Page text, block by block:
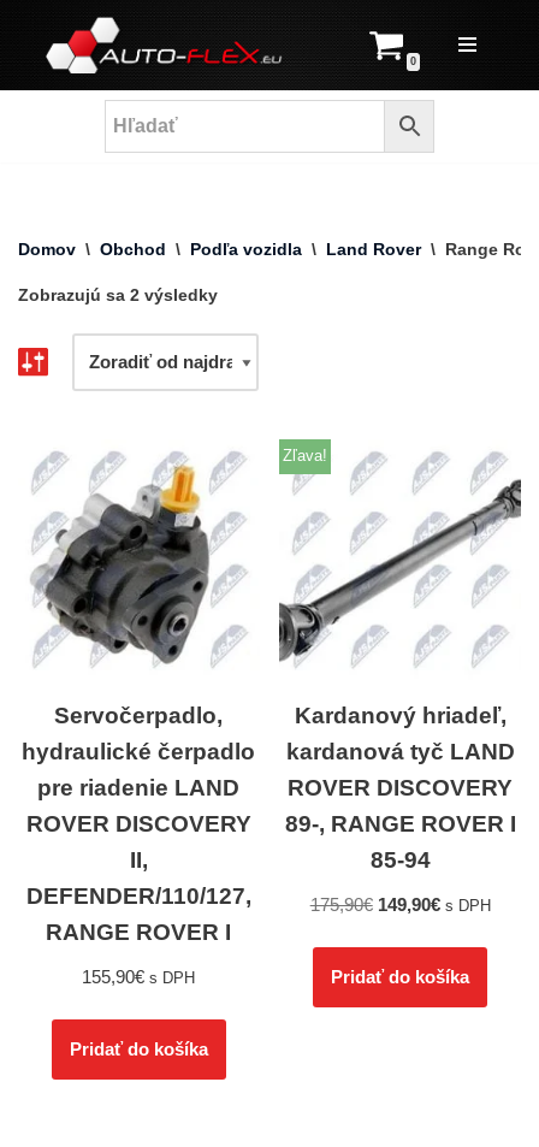
Prejsť
na
0
Domov \ Obchod \ Podľa vozidla \ Land Rover \ Range
Zobrazujú sa 2 výsledky
Servočerpadlo,
hydraulické čerpadlo
pre riadenie LAND
ROVER DISCOVERY
II,
DEFENDER/110/127,
RANGE ROVER I
155,90€ s DPH
Pridať do košíka
Zľava!
Kardanový hriadeľ,
kardanová tyč LAND
ROVER DISCOVERY
89-, RANGE ROVER I
85-94
175,90€ 149,90€ s DPH
Pridať do košíka